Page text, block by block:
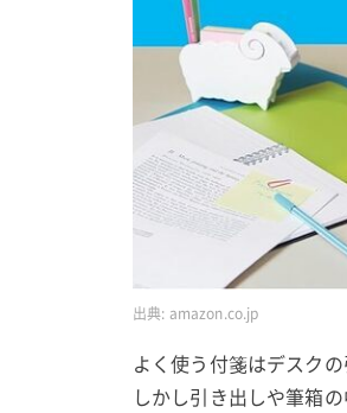
出典: amazon.co.jp
よく使う付箋はデスク
しかし引き出しや筆箱